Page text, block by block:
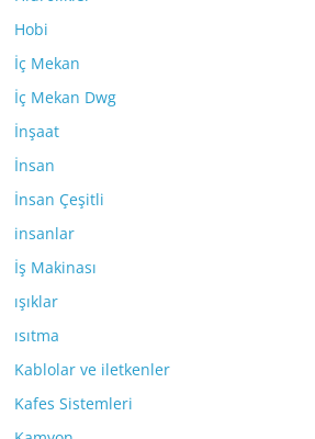
Hobi
İç Mekan
İç Mekan Dwg
İnşaat
İnsan
İnsan Çeşitli
insanlar
İş Makinası
ışıklar
ısıtma
Kablolar ve iletkenler
Kafes Sistemleri